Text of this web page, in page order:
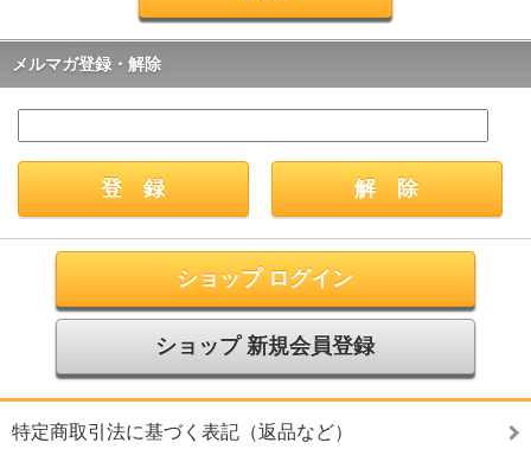
メルマガ登録・解除
ショップ ログイン
ショップ 新規会員登録
特定商取引法に基づく表記（返品など）